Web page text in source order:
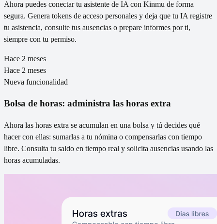
Ahora puedes conectar tu asistente de IA con Kinmu de forma
segura. Genera tokens de acceso personales y deja que tu IA registre
tu asistencia, consulte tus ausencias o prepare informes por ti,
siempre con tu permiso.
Hace 2 meses
Hace 2 meses
Nueva funcionalidad
Bolsa de horas: administra las horas extra
Ahora las horas extra se acumulan en una bolsa y tú decides qué
hacer con ellas: sumarlas a tu nómina o compensarlas con tiempo
libre. Consulta tu saldo en tiempo real y solicita ausencias usando las
horas acumuladas.